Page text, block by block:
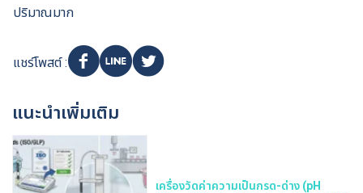
ปริมาณมาก
แชร์โพสต์ :
แนะนำเพิ่มเติม
เครื่องวัดค่าความเป็นกรด-ด่าง (pH